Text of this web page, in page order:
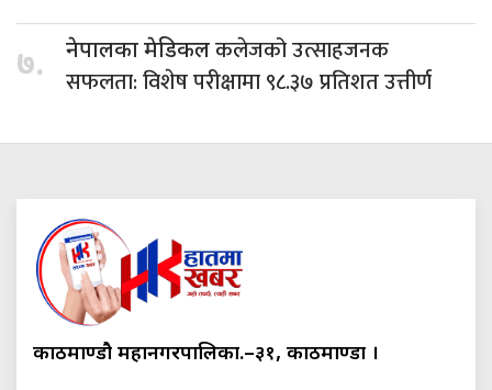
७. नेपालका मेडिकलकलेजको उत्साहजनक
सफलता: विशेष परीक्षामा ९८.३७ प्रतिशत उत्तीर्ण
काठमाण्डौ महानगरपालिका.–३१, काठमाण्डौं ।